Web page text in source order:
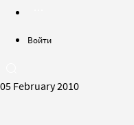
Войти
05 February 2010